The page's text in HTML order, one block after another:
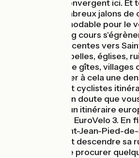
Compostelle convergent ici. Et
journée, de nombreux jalons
populaire indémodable pour le
pédestre au long cours
montées et descentes vers
Port : croix, chapelles, églises,
foisonnement de gîtes, villages
mémoire. Ajouter à cela une
de marcheurs et cyclistes
et il ne fait aucun doute que
aujourd'hui sur un itinéraire
Scandibérique - EuroVelo 3. En
entrer dans Saint-Jean-Pied-
Saint-Jacques et descendre sa
risque même de procurer